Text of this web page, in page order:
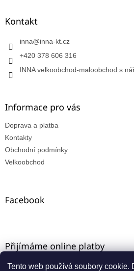
Tento web používá soubory cookie.
Kontakt
inna@inna-kt.cz
+420 378 606 316
INNA velkoobchod-maloobchod s
Informace pro vás
Doprava a platba
Kontakty
Obchodní podmínky
Velkoobchod
Facebook
Přijímáme online platby